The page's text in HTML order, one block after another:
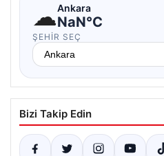
☁Ankara
NaN°C
ŞEHIR SEÇ
Bizi Takip Edin